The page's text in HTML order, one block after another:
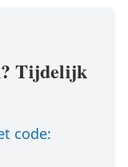
Tijdelijk
code: